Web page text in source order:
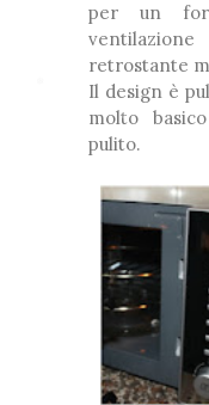
per un
retrostante
Il design è
molto
pulito.
*